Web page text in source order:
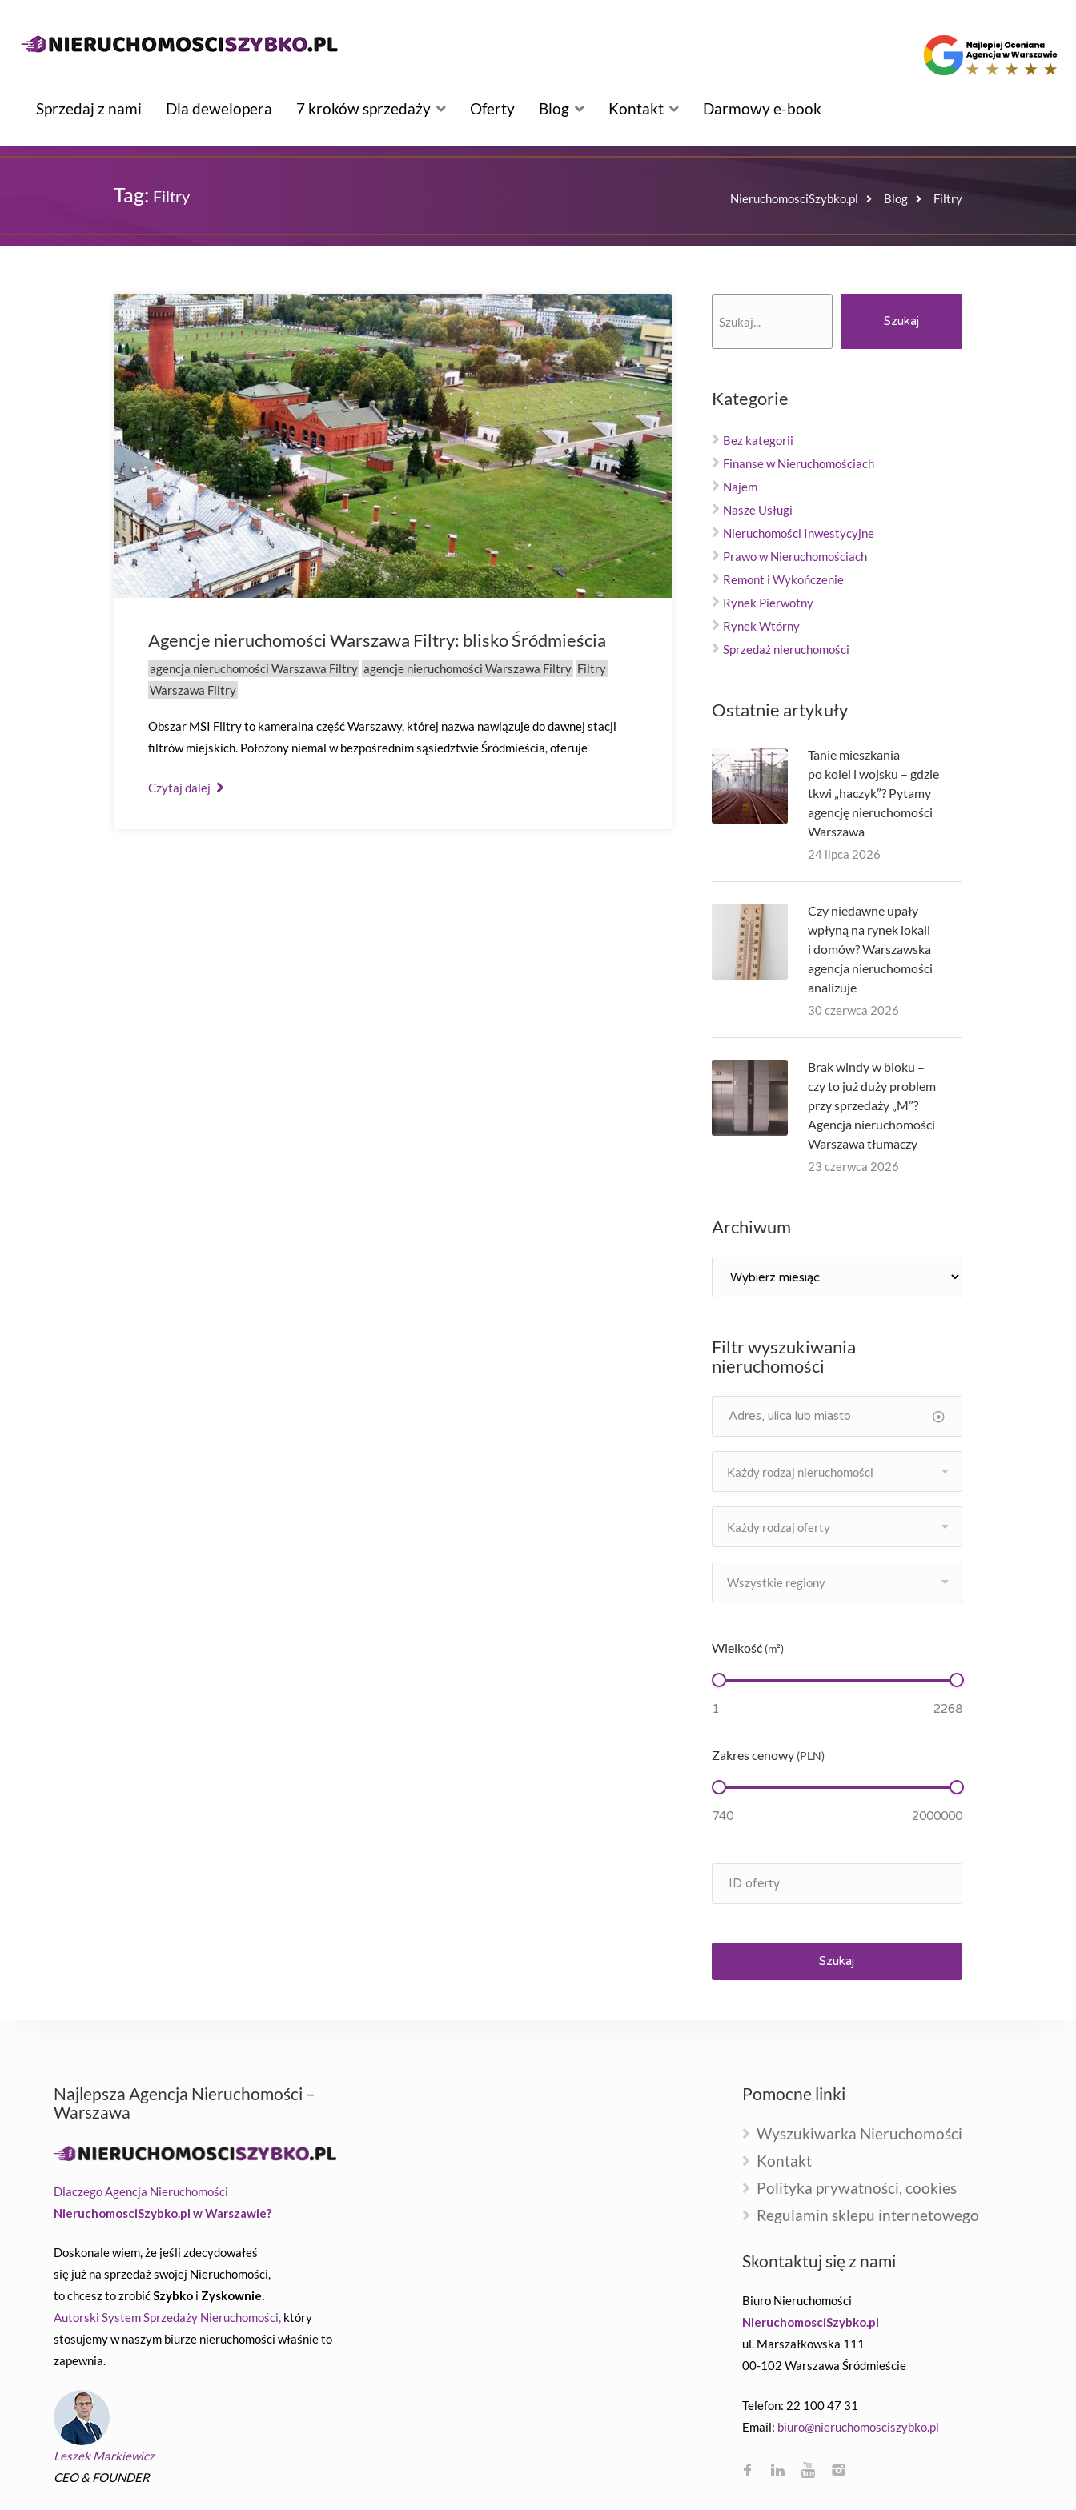
Sprzedaj z nami Dla dewelopera 7 kroków sprzedaży Oferty Blog Kontakt Darmowy e-book
Tag: Filtry NieruchomosciSzybko.pl Blog Filtry
Agencje nieruchomości Warszawa Filtry: blisko Śródmieścia
agencja nieruchomości Warszawa Filtry agencje nieruchomości Warszawa Filtry Filtry
Warszawa Filtry
Obszar MSI Filtry to kameralna część Warszawy, której nazwa nawiązuje do dawnej stacji
filtrów miejskich. Położony niemal w bezpośrednim sąsiedztwie Śródmieścia, oferuje
Czytaj dalej
Szukaj
Kategorie
Bez kategorii
Finanse w Nieruchomościach
Najem
Nasze Usługi
Nieruchomości Inwestycyjne
Prawo w Nieruchomościach
Remont i Wykończenie
Rynek Pierwotny
Rynek Wtórny
Sprzedaż nieruchomości
Ostatnie artykuły
Tanie mieszkania
po kolei i wojsku – gdzie
tkwi „haczyk”? Pytamy
agencję nieruchomości
Warszawa
24 lipca 2026
Czy niedawne upały
wpłyną na rynek lokali
i domów? Warszawska
agencja nieruchomości
analizuje
30 czerwca 2026
Brak windy w bloku –
czy to już duży problem
przy sprzedaży „M”?
Agencja nieruchomości
Warszawa tłumaczy
23 czerwca 2026
Archiwum
Filtr wyszukiwania
nieruchomości
Każdy rodzaj nieruchomości
Każdy rodzaj oferty
Wszystkie regiony
Wielkość (m²)
Zakres cenowy (PLN)
Szukaj
Najlepsza Agencja Nieruchomości –
Warszawa
Dlaczego Agencja Nieruchomości
NieruchomosciSzybko.pl w Warszawie?
Doskonale wiem, że jeśli zdecydowałeś
się już na sprzedaż swojej Nieruchomości,
to chcesz to zrobićSzybko i Zyskownie.
Autorski System Sprzedaży Nieruchomości, który
stosujemy w naszym biurze nieruchomości właśnie to
zapewnia.
Leszek Markiewicz
CEO & FOUNDER
Pomocne linki
Wyszukiwarka Nieruchomości
Kontakt
Polityka prywatności, cookies
Regulamin sklepu internetowego
Skontaktuj się z nami
Biuro Nieruchomości
NieruchomosciSzybko.pl
ul. Marszałkowska 111
00-102 Warszawa Śródmieście
Telefon: 22 100 47 31
Email: biuro@nieruchomosciszybko.pl